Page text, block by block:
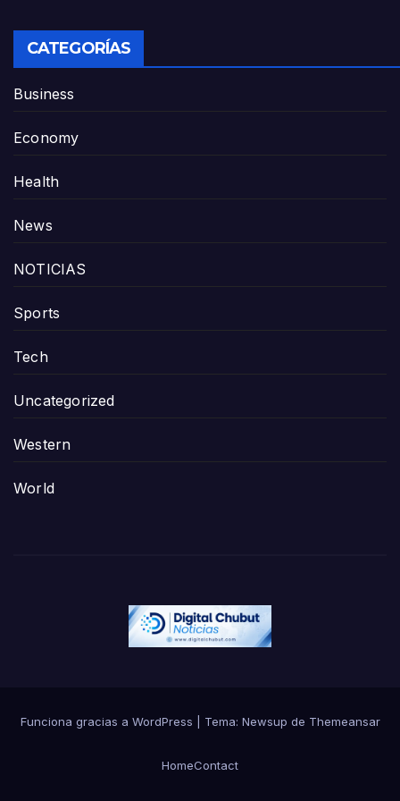
CATEGORÍAS
Business
Economy
Health
News
NOTICIAS
Sports
Tech
Uncategorized
Western
World
Funciona gracias a WordPress Tema: Newsup de Themeansar
HomeContact